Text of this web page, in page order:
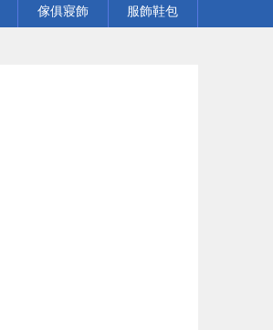
傢俱寢飾 服飾鞋包